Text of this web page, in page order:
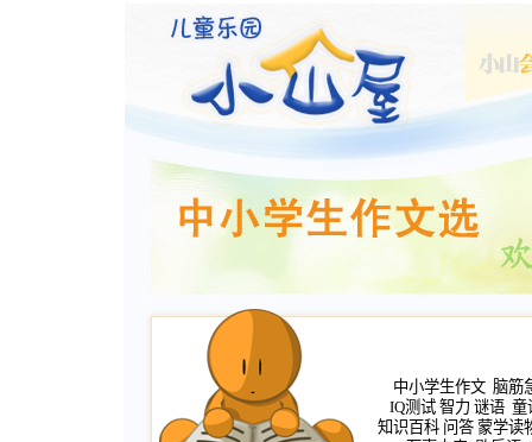
中小学生作文 脑筋
IQ测试 智力 谜语 童
知识百科 问答 蒙学读